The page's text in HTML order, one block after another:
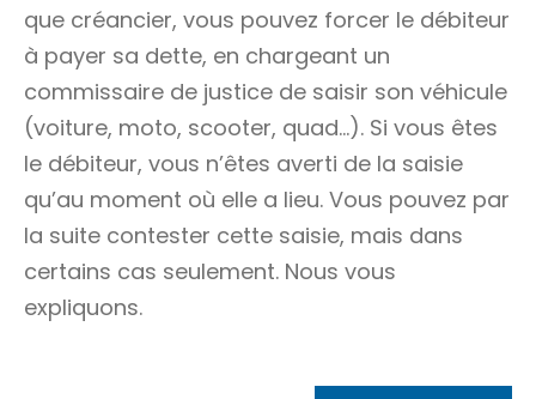
que créancier, vous pouvez forcer le débiteur
à payer sa dette, en chargeant un
commissaire de justice de saisir son véhicule
(voiture, moto, scooter, quad…). Si vous êtes
le débiteur, vous n’êtes averti de la saisie
qu’au moment où elle a lieu. Vous pouvez par
la suite contester cette saisie, mais dans
certains cas seulement. Nous vous
expliquons.